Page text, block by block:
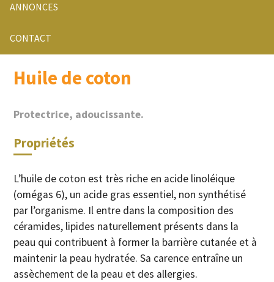
ANNONCES
CONTACT
Huile de coton
Protectrice, adoucissante.
Propriétés
L’huile de coton est très riche en acide linoléique
(omégas 6), un acide gras essentiel, non synthétisé
par l’organisme. Il entre dans la composition des
céramides, lipides naturellement présents dans la
peau qui contribuent à former la barrière cutanée et à
maintenir la peau hydratée. Sa carence entraîne un
assèchement de la peau et des allergies.